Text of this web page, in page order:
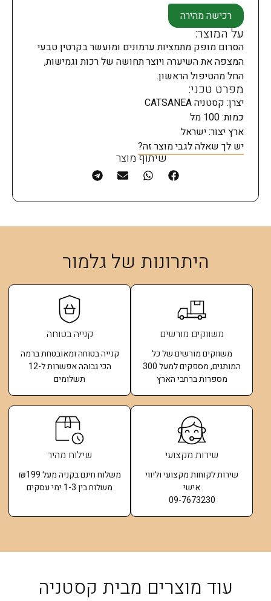
רכישה מהירה
על המוצר:
הסרום מופק מתמציות ערמונים ומועשר בקרטין טבעי
המצפה את השיערה ויוצר תחושה של רכות וגמישות,
החל מהטיפול הראשון.
מפרט טכני:
יצרן: קסטניה CATSANEA
כמות: 100 מל
ארץ יצור: ישראל
יש לך שאלה לגבי מוצר זה?
שיתוף מוצר
היתרונות של גלמור
משווקים מורשים
משווקים מורשים של כל
המותגים, מספקים למעל 300
מספרות ברחבי הארץ
קנייה בטוחה
קנייה בטוחה ומאובטחת ברמה
הכי גבוהה אפשרות ל-12
תשלומים​
שירות מקצועי
שירות לקוחות מקצועי וליווי
אישי
09-7673230
שילוח מהיר
משלוח חינם בקניה מעל ₪199
משלוח בין 1-3 ימי עסקים
עוד מוצרים מבית קסטניה